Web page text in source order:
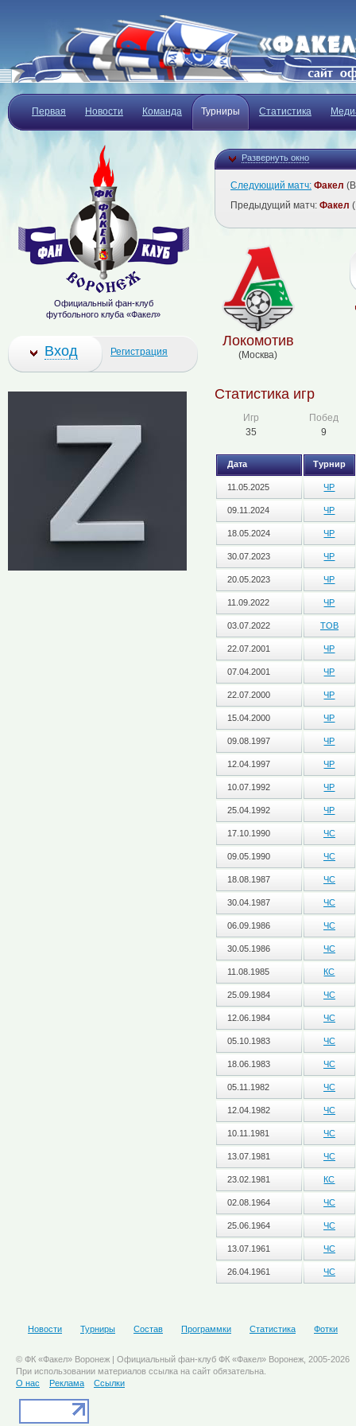
Первая Новости Команда Турниры Статистика
Развернуть окно
Следующий матч: Факел
Предыдущий матч: Факел
Локомотив
(Москва)
Статистика игр
Игр
Побед
35
9
Дата Турнир
11.05.2025 ЧР
09.11.2024 ЧР
18.05.2024 ЧР
30.07.2023 ЧР
20.05.2023 ЧР
11.09.2022 ЧР
03.07.2022 ТОВ
22.07.2001 ЧР
07.04.2001 ЧР
22.07.2000 ЧР
15.04.2000 ЧР
09.08.1997 ЧР
12.04.1997 ЧР
10.07.1992 ЧР
25.04.1992 ЧР
17.10.1990 ЧС
09.05.1990 ЧС
18.08.1987 ЧС
30.04.1987 ЧС
06.09.1986 ЧС
30.05.1986 ЧС
11.08.1985 КС
25.09.1984 ЧС
12.06.1984 ЧС
05.10.1983 ЧС
18.06.1983 ЧС
05.11.1982 ЧС
12.04.1982 ЧС
10.11.1981 ЧС
13.07.1981 ЧС
23.02.1981 КС
02.08.1964 ЧС
25.06.1964 ЧС
13.07.1961 ЧС
26.04.1961 ЧС
Официальный фан-клуб
футбольного клуба «Факел»
Вход Регистрация
Новости Турниры Состав Программки Статистика Фотки
© ФК «Факел» Воронеж | Официальный фан-клуб ФК «Факел» Воронеж, 2005-2026
При использовании материалов ссылка на сайт обязательна.
О нас
Реклама Ссылки